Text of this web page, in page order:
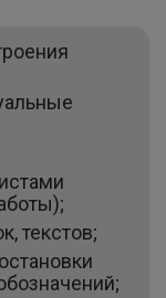
текстов;